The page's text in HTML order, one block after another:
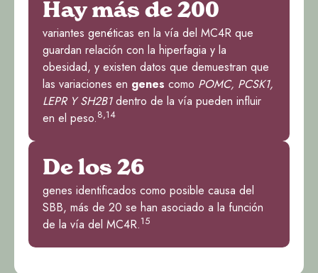
Hay más de 200
variantes genéticas en la vía del MC4R que
guardan relación con la hiperfagia y la
obesidad, y existen datos que demuestran que
las variaciones en genes como POMC, PCSK1,
LEPR Y SH2B1dentro de la vía pueden influir
en el peso.8,14
De los 26
genes identificados como posible causa del
SBB, más de 20 se han asociado a la función
de la vía del MC4R.15